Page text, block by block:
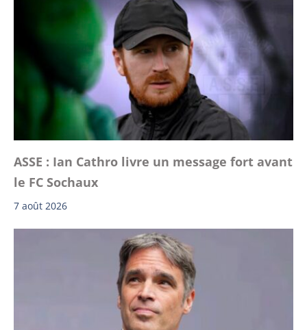
ASSE : Ian Cathro livre un message fort avant
le FC Sochaux
7 août 2026